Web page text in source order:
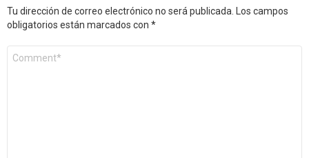
Tu dirección de correo electrónico no será publicada.
Los campos
obligatorios están marcados con *